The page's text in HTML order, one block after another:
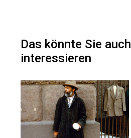
Das könnte Sie auch
interessieren